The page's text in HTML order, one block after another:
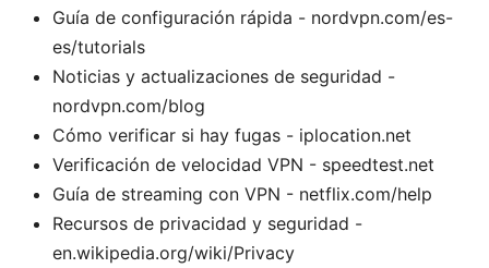
Guía de configuración rápida - nordvpn.com/es-
es/tutorials
Noticias y actualizaciones de seguridad -
nordvpn.com/blog
Cómo verificar si hay fugas - iplocation.net
Verificación de velocidad VPN - speedtest.net
Guía de streaming con VPN - netflix.com/help
Recursos de privacidad y seguridad -
en.wikipedia.org/wiki/Privacy